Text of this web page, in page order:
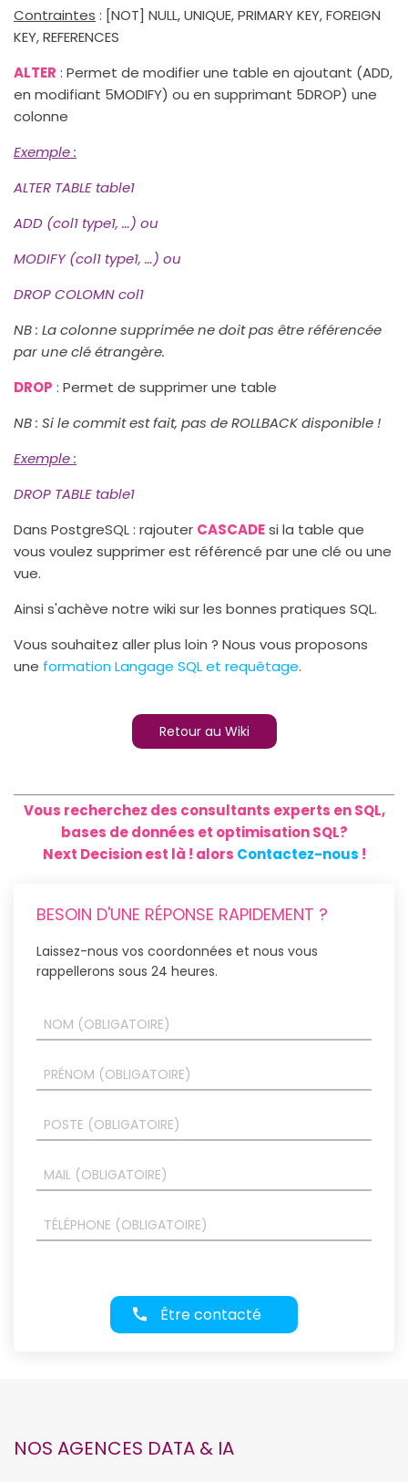
Contraintes : [NOT] NULL, UNIQUE, PRIMARY KEY, FOREIGN
KEY, REFERENCES
ALTER : Permet de modifier une table en ajoutant (ADD,
en modifiant 5MODIFY) ou en supprimant 5DROP) une
colonne
Exemple:
ALTER TABLE table1
ADD (col1 type1, …) ou
MODIFY (col1 type1, …) ou
DROP COLOMN col1
NB : La colonne supprimée ne doit pas être référencée
par une clé étrangère.
DROP : Permet de supprimer une table
NB : Si le commit est fait, pas de ROLLBACK disponible !
Exemple:
DROP TABLE table1
Dans PostgreSQL : rajouter CASCADEsi la table que
vous voulez supprimer est référencé par une clé ou une
vue.
Ainsi s'achève notre wiki sur les bonnes pratiques SQL.
Vous souhaitez aller plus loin ? Nous vous proposons
une formation Langage SQL et requêtage.
Retour au Wiki
Vous recherchez des consultants experts en SQL,
bases de données et optimisation SQL?
Next Decision est là ! alors Contactez-nous !
BESOIN D'UNE RÉPONSE RAPIDEMENT ?
Laissez-nous vos coordonnées et nous vous
rappellerons sous 24 heures.
Être contacté
NOS AGENCES DATA & IA